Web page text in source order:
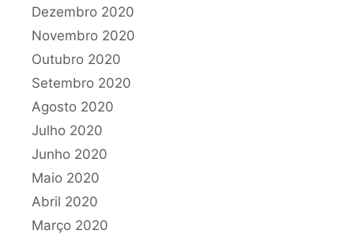
Dezembro 2020
Novembro 2020
Outubro 2020
Setembro 2020
Agosto 2020
Julho 2020
Junho 2020
Maio 2020
Abril 2020
Março 2020